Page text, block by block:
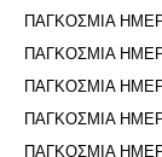
ΠΑΓΚΟΣΜΙΑ
ΠΑΓΚΟΣΜΙΑ
ΠΑΓΚΟΣΜΙΑ
ΠΑΓΚΟΣΜΙΑ
ΠΑΓΚΟΣΜΙΑ